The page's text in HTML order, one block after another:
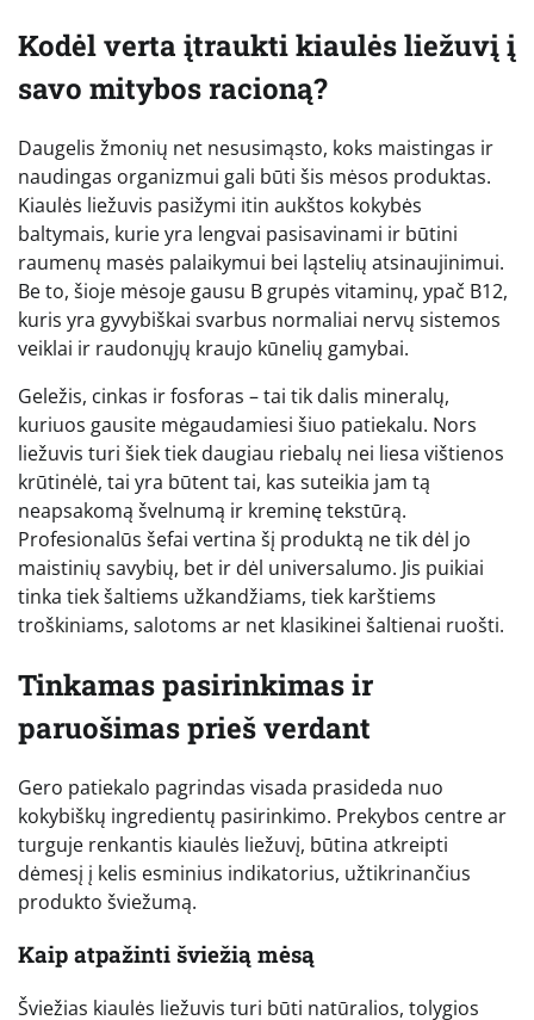
Kodėl verta įtraukti kiaulės liežuvį į
savo mitybos racioną?
Daugelis žmonių net nesusimąsto, koks maistingas ir
naudingas organizmui gali būti šis mėsos produktas.
Kiaulės liežuvis pasižymi itin aukštos kokybės
baltymais, kurie yra lengvai pasisavinami ir būtini
raumenų masės palaikymui bei ląstelių atsinaujinimui.
Be to, šioje mėsoje gausu B grupės vitaminų, ypač B12,
kuris yra gyvybiškai svarbus normaliai nervų sistemos
veiklai ir raudonųjų kraujo kūnelių gamybai.
Geležis, cinkas ir fosforas – tai tik dalis mineralų,
kuriuos gausite mėgaudamiesi šiuo patiekalu. Nors
liežuvis turi šiek tiek daugiau riebalų nei liesa vištienos
krūtinėlė, tai yra būtent tai, kas suteikia jam tą
neapsakomą švelnumą ir kreminę tekstūrą.
Profesionalūs šefai vertina šį produktą ne tik dėl jo
maistinių savybių, bet ir dėl universalumo. Jis puikiai
tinka tiek šaltiems užkandžiams, tiek karštiems
troškiniams, salotoms ar net klasikinei šaltienai ruošti.
Tinkamas pasirinkimas ir
paruošimas prieš verdant
Gero patiekalo pagrindas visada prasideda nuo
kokybiškų ingredientų pasirinkimo. Prekybos centre ar
turguje renkantis kiaulės liežuvį, būtina atkreipti
dėmesį į kelis esminius indikatorius, užtikrinančius
produkto šviežumą.
Kaip atpažinti šviežią mėsą
Šviežias kiaulės liežuvis turi būti natūralios, tolygios